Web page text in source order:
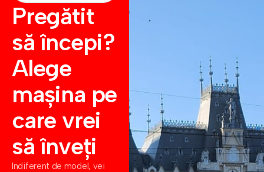
Pregătit
să începi?
Alege
mașina pe
care vrei
să înveți
Indiferent de model, vei